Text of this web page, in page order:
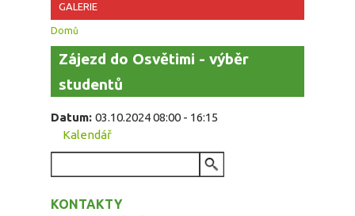
GALERIE
Jste zde
Domů
Zájezd do Osvětimi - výběr
studentů
Datum: 03.10.202408:00 - 16:15
Kalendář
KONTAKTY